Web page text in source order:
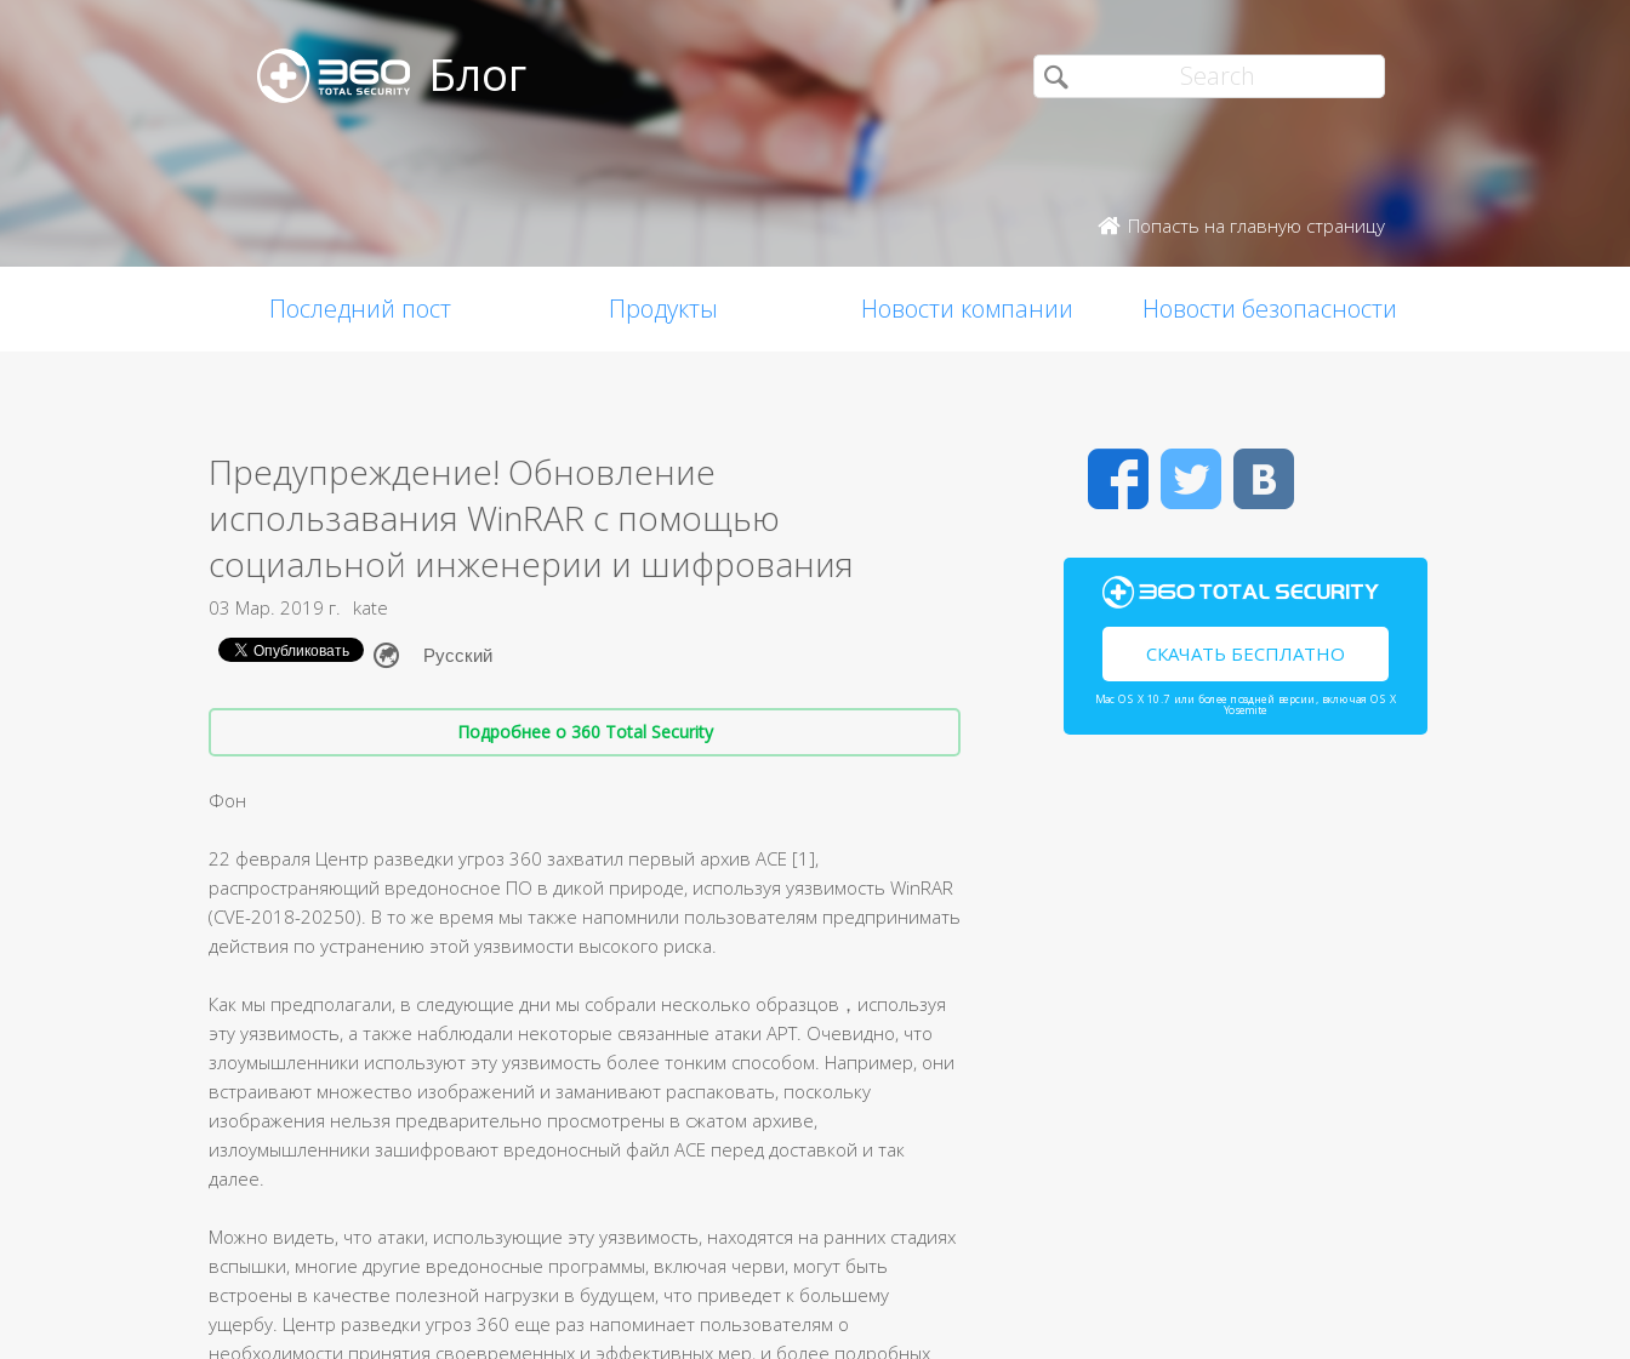
Блог
Попасть на главную страницу
Последний пост Продукты Новости компании Новости безопасности
Предупреждение! Обновление
использавания WinRAR с помощью
социальной инженерии и шифрования
03 Мар. 2019 г. kate
Подробнее о 360 Total Security
Фон
22 февраля Центр разведки угроз 360 захватил первый архив ACE [1],
распространяющий вредоносное ПО в дикой природе, используя уязвимость WinRAR
(CVE-2018-20250). В то же время мы также напомнили пользователям предпринимать
действия по устранению этой уязвимости высокого риска.
Как мы предполагали, в следующие дни мы собрали несколько образцов，используя
эту уязвимость, а также наблюдали некоторые связанные атаки APT. Очевидно, что
злоумышленники используют эту уязвимость более тонким способом. Например, они
встраивают множество изображений и заманивают распаковать, поскольку
изображения нельзя предварительно просмотрены в сжатом архиве,
излоумышленники зашифровают вредоносный файл ACE перед доставкой и так
далее.
Можно видеть, что атаки, использующие эту уязвимость, находятся на ранних стадиях
вспышки, многие другие вредоносные программы, включая черви, могут быть
встроены в качестве полезной нагрузки в будущем, что приведет к большему
ущербу. Центр разведки угроз 360 еще раз напоминает пользователям о
необходимости принятия своевременных и эффективных мер, и более подробных
FacebookTwitter
СКАЧАТЬ БЕСПЛАТНО
Mac OS X 10.7 или более поздней версии, включая OS X
Yosemite